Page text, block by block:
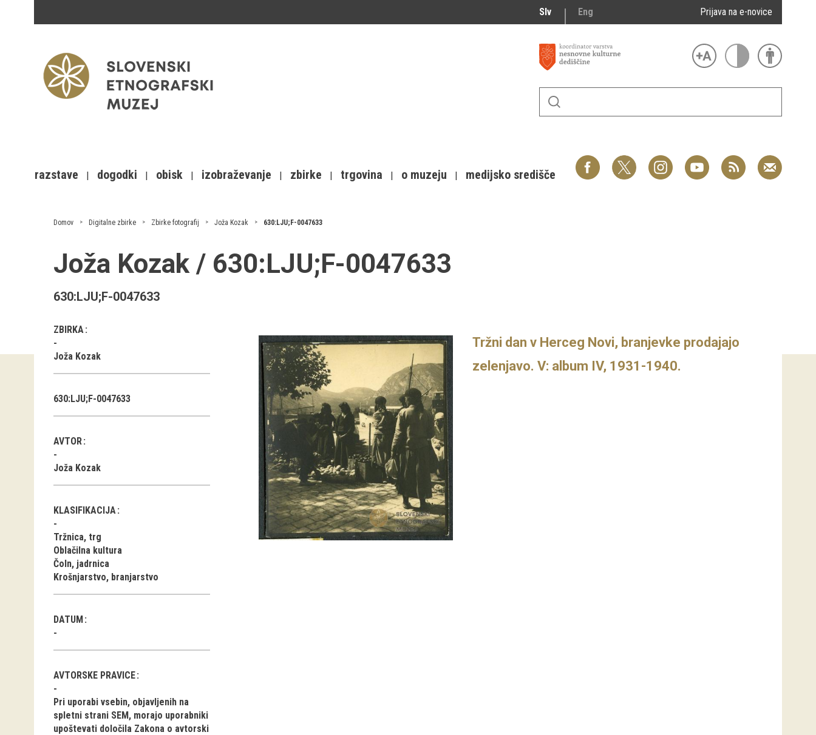
Slv Eng Prijava na e-novice
razstave dogodki obisk izobraževanje zbirke trgovina o muzeju medijsko središče
Domov Digitalne zbirke Zbirke fotografij Joža Kozak 630:LJU;F-0047633
Joža Kozak / 630:LJU;F-0047633
630:LJU;F-0047633
ZBIRKA
Joža Kozak
630:LJU;F-0047633
AVTOR
Joža Kozak
KLASIFIKACIJA
Tržnica, trg
Oblačilna kultura
Čoln, jadrnica
Krošnjarstvo, branjarstvo
DATUM
AVTORSKE PRAVICE
Pri uporabi vsebin, objavljenih na
spletni strani SEM, morajo uporabniki
upoštevati določila Zakona o avtorski
Tržni dan v Herceg Novi, branjevke prodajajo
zelenjavo. V: album IV, 1931-1940.